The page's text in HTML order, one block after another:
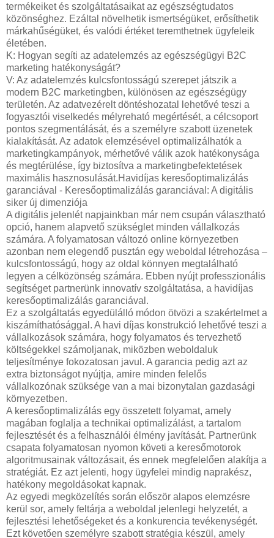
termékeiket és szolgáltatásaikat az egészségtudatos
közönséghez. Ezáltal növelhetik ismertségüket, erősíthetik
márkahűségüket, és valódi értéket teremthetnek ügyfeleik
életében.
K: Hogyan segíti az adatelemzés az egészségügyi B2C
marketing hatékonyságát?
V: Az adatelemzés kulcsfontosságú szerepet játszik a
modern B2C marketingben, különösen az egészségügy
területén. Az adatvezérelt döntéshozatal lehetővé teszi a
fogyasztói viselkedés mélyreható megértését, a célcsoport
pontos szegmentálását, és a személyre szabott üzenetek
kialakítását. Az adatok elemzésével optimalizálhatók a
marketingkampányok, mérhetővé válik azok hatékonysága
és megtérülése, így biztosítva a marketingbefektetések
maximális hasznosulását.Havidíjas keresőoptimalizálás
garanciával - Keresőoptimalizálás garanciával: A digitális
siker új dimenziója
A digitális jelenlét napjainkban már nem csupán választható
opció, hanem alapvető szükséglet minden vállalkozás
számára. A folyamatosan változó online környezetben
azonban nem elegendő pusztán egy weboldal létrehozása –
kulcsfontosságú, hogy az oldal könnyen megtalálható
legyen a célközönség számára. Ebben nyújt professzionális
segítséget partnerünk innovatív szolgáltatása, a havidíjas
keresőoptimalizálás garanciával.
Ez a szolgáltatás egyedülálló módon ötvözi a szakértelmet a
kiszámíthatósággal. A havi díjas konstrukció lehetővé teszi a
vállalkozások számára, hogy folyamatos és tervezhető
költségekkel számoljanak, miközben weboldaluk
teljesítménye fokozatosan javul. A garancia pedig azt az
extra biztonságot nyújtja, amire minden felelős
vállalkozónak szüksége van a mai bizonytalan gazdasági
környezetben.
A keresőoptimalizálás egy összetett folyamat, amely
magában foglalja a technikai optimalizálást, a tartalom
fejlesztését és a felhasználói élmény javítását. Partnerünk
csapata folyamatosan nyomon követi a keresőmotorok
algoritmusainak változásait, és ennek megfelelően alakítja a
stratégiát. Ez azt jelenti, hogy ügyfelei mindig naprakész,
hatékony megoldásokat kapnak.
Az egyedi megközelítés során először alapos elemzésre
kerül sor, amely feltárja a weboldal jelenlegi helyzetét, a
fejlesztési lehetőségeket és a konkurencia tevékenységét.
Ezt követően személyre szabott stratégia készül, amely